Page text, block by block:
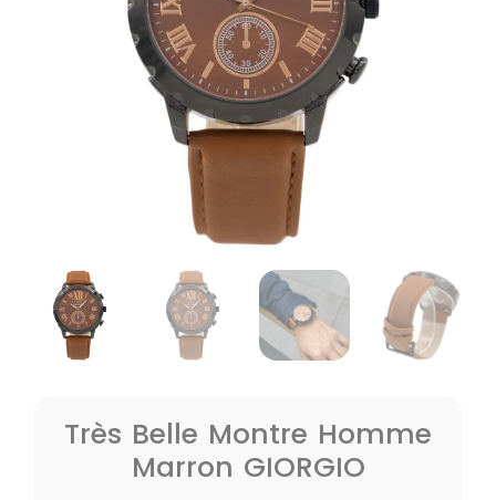
Très Belle Montre Homme
Marron GIORGIO